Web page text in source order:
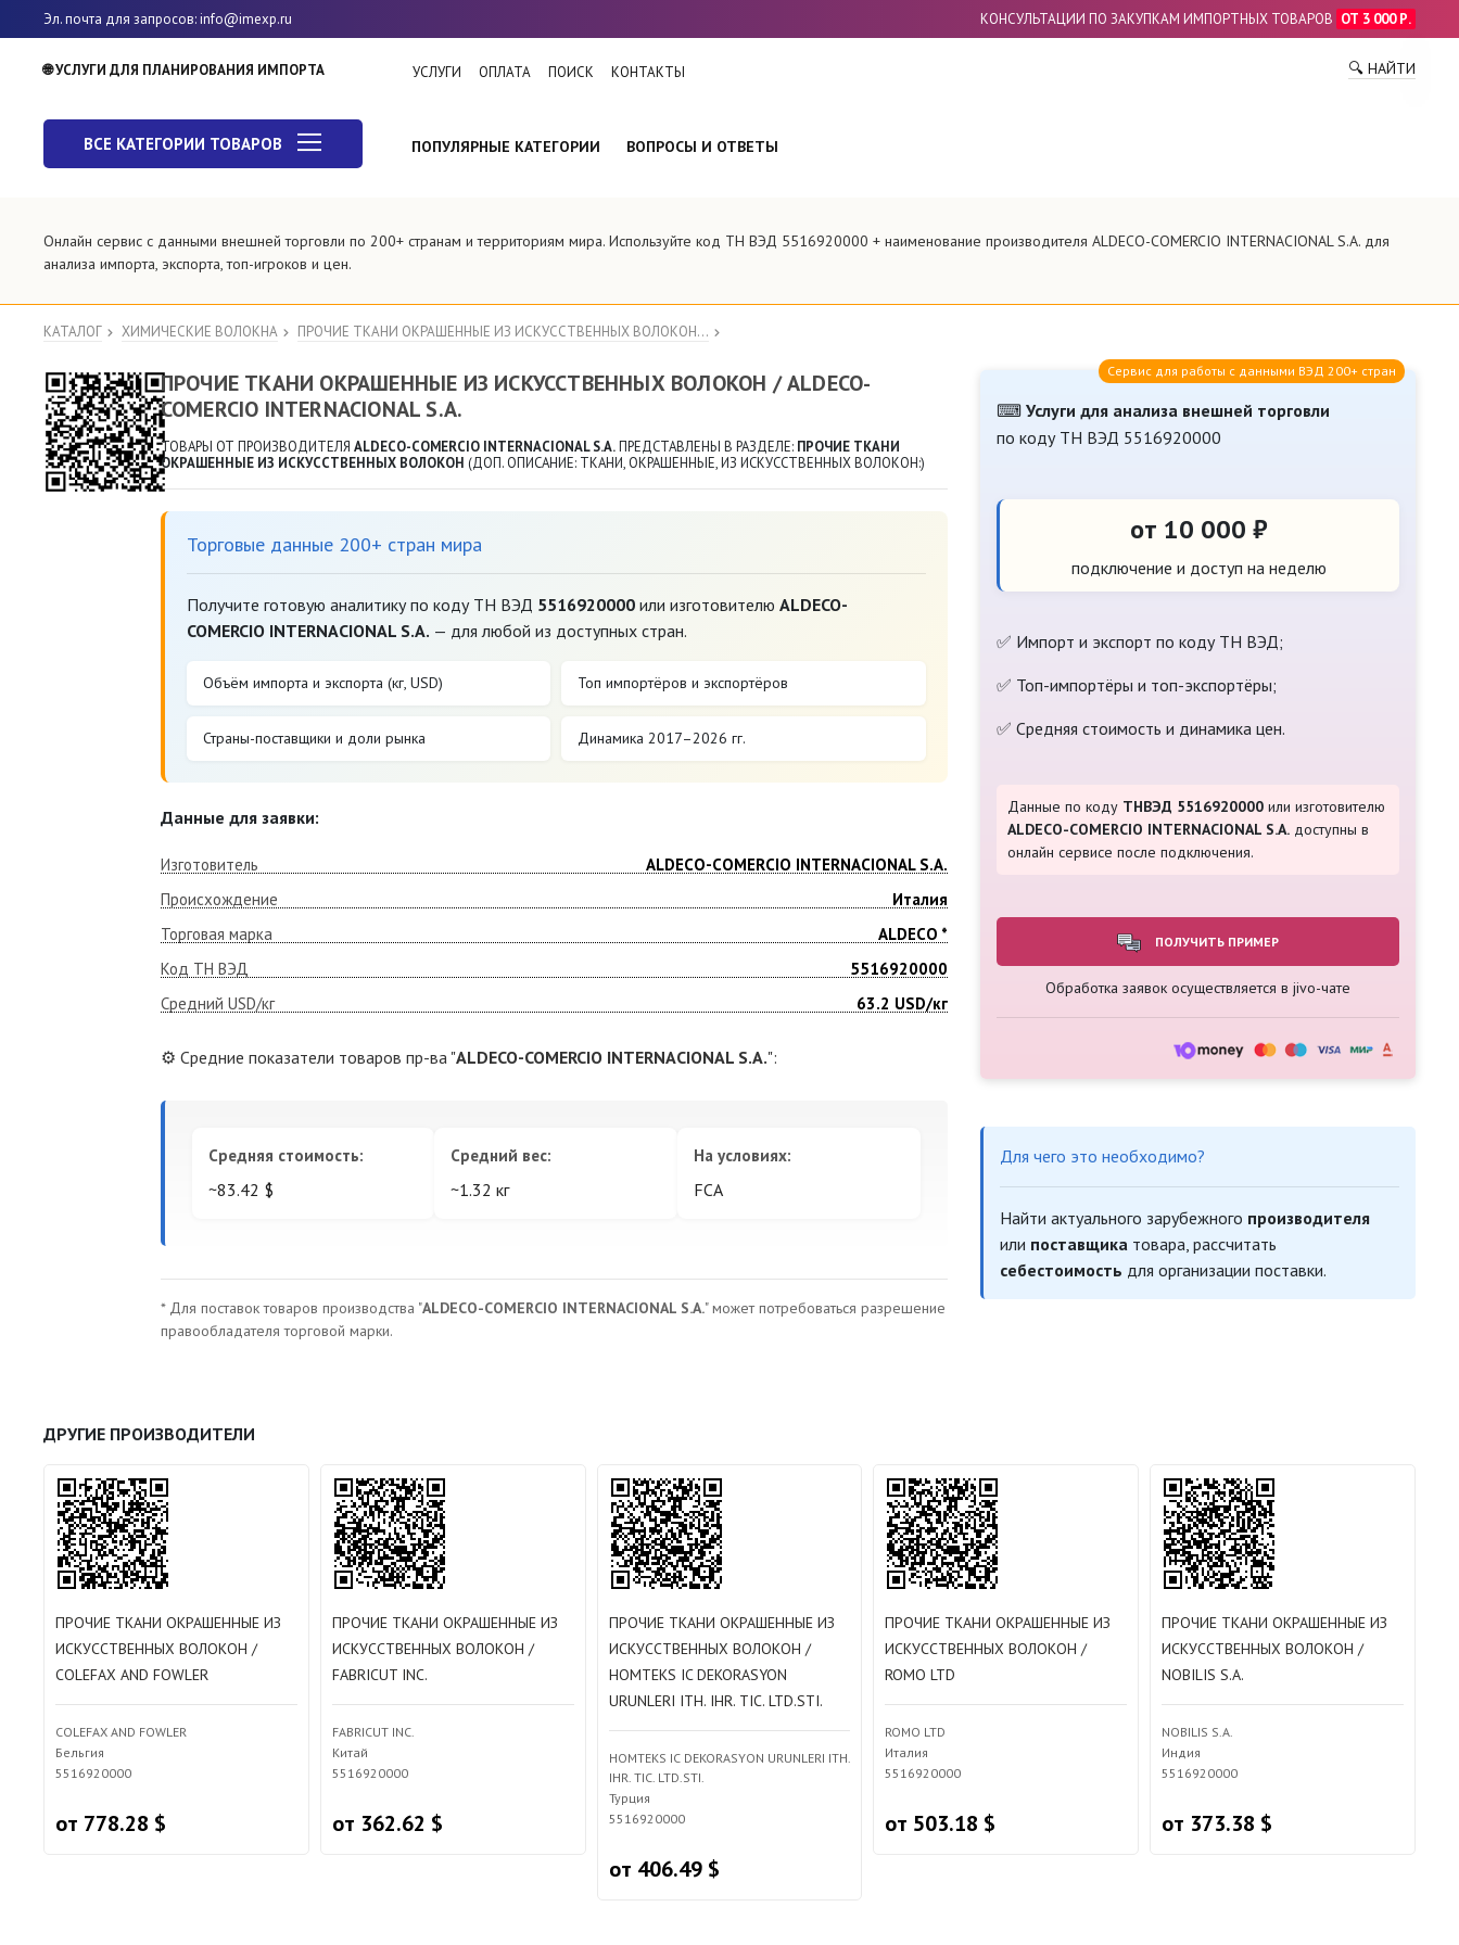
Эл. почта для запросов: info@imexp.ru КОНСУЛЬТАЦИИ ПО ЗАКУПКАМ ИМПОРТНЫХ ТОВАРОВ ОТ 3 000 Р.
🌐 УСЛУГИ ДЛЯ ПЛАНИРОВАНИЯ ИМПОРТА УСЛУГИ ОПЛАТА ПОИСК КОНТАКТЫ 🔍 НАЙТИ
ВСЕ КАТЕГОРИИ ТОВАРОВ ПОПУЛЯРНЫЕ КАТЕГОРИИ ВОПРОСЫ И ОТВЕТЫ
Онлайн сервис с данными внешней торговли по 200+ странам и территориям мира. Используйте код ТН ВЭД 5516920000 + наименование производителя ALDECO-COMERCIO INTERNACIONAL S.A. для
анализа импорта, экспорта, топ-игроков и цен.
КАТАЛОГ ХИМИЧЕСКИЕ ВОЛОКНА ПРОЧИЕ ТКАНИ ОКРАШЕННЫЕ ИЗ ИСКУССТВЕННЫХ ВОЛОКОН...
ПРОЧИЕ ТКАНИ ОКРАШЕННЫЕ ИЗ ИСКУССТВЕННЫХ ВОЛОКОН / ALDECO-
COMERCIO INTERNACIONAL S.A.
ТОВАРЫ ОТ ПРОИЗВОДИТЕЛЯ ALDECO-COMERCIO INTERNACIONAL S.A.ПРЕДСТАВЛЕНЫ В РАЗДЕЛЕ: ПРОЧИЕ ТКАНИ
ОКРАШЕННЫЕ ИЗ ИСКУССТВЕННЫХ ВОЛОКОН (ДОП. ОПИСАНИЕ: ТКАНИ, ОКРАШЕННЫЕ, ИЗ ИСКУССТВЕННЫХ ВОЛОКОН:)
Торговые данные 200+ стран мира
Получите готовую аналитику по коду ТН ВЭД 5516920000или изготовителю ALDECO-
COMERCIO INTERNACIONAL S.A. — для любой из доступных стран.
Объём импорта и экспорта (кг, USD) Топ импортёров и экспортёров
Страны-поставщики и доли рынка Динамика 2017–2026 гг.
Данные для заявки:
Изготовитель
ALDECO-COMERCIO INTERNACIONAL S.A.
Происхождение
Италия
Торговая марка
ALDECO *
Код ТН ВЭД
5516920000
Средний USD/кг
63.2 USD/кг
⚙️ Средние показатели товаров пр-ва "ALDECO-COMERCIO INTERNACIONAL S.A.":
Средняя стоимость:
~83.42 $
Средний вес:
~1.32 кг
На условиях:
FCA
* Для поставок товаров производства "ALDECO-COMERCIO INTERNACIONAL S.A." может потребоваться разрешение
правообладателя торговой марки.
⌨ Услуги для анализа внешней торговли
по коду ТН ВЭД 5516920000
Сервис для работы с данными ВЭД 200+ стран
от 10 000 ₽
подключение и доступ на неделю
✅ Импорт и экспорт по коду ТН ВЭД;
✅ Топ-импортёры и топ-экспортёры;
✅ Средняя стоимость и динамика цен.
Данные по коду ТНВЭД 5516920000или изготовителю
ALDECO-COMERCIO INTERNACIONAL S.A.доступны в
онлайн сервисе после подключения.
ПОЛУЧИТЬ ПРИМЕР
Обработка заявок осуществляется в jivo-чате
Для чего это необходимо?
Найти актуального зарубежного производителя
или поставщикатовара, рассчитать
себестоимость для организации поставки.
ДРУГИЕ ПРОИЗВОДИТЕЛИ
ПРОЧИЕ ТКАНИ ОКРАШЕННЫЕ ИЗ
ИСКУССТВЕННЫХ ВОЛОКОН /
COLEFAX AND FOWLER
COLEFAX AND FOWLER
Бельгия
5516920000
от 778.28 $
ПРОЧИЕ ТКАНИ ОКРАШЕННЫЕ ИЗ
ИСКУССТВЕННЫХ ВОЛОКОН /
FABRICUT INC.
FABRICUT INC.
Китай
5516920000
от 362.62 $
ПРОЧИЕ ТКАНИ ОКРАШЕННЫЕ ИЗ
ИСКУССТВЕННЫХ ВОЛОКОН /
HOMTEKS IC DEKORASYON
URUNLERI ITH. IHR. TIC. LTD.STI.
HOMTEKS IC DEKORASYON URUNLERI ITH.
IHR. TIC. LTD.STI.
Турция
5516920000
от 406.49 $
ПРОЧИЕ ТКАНИ ОКРАШЕННЫЕ ИЗ
ИСКУССТВЕННЫХ ВОЛОКОН /
ROMO LTD
ROMO LTD
Италия
5516920000
от 503.18 $
ПРОЧИЕ ТКАНИ ОКРАШЕННЫЕ ИЗ
ИСКУССТВЕННЫХ ВОЛОКОН /
NOBILIS S.A.
NOBILIS S.A.
Индия
5516920000
от 373.38 $